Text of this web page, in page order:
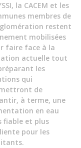
la CACEM et les
membres de
restent
mobilisées
faire face à la
actuelle tout
les
qui
de
à terme, une
en eau
fiable et plus
pour les